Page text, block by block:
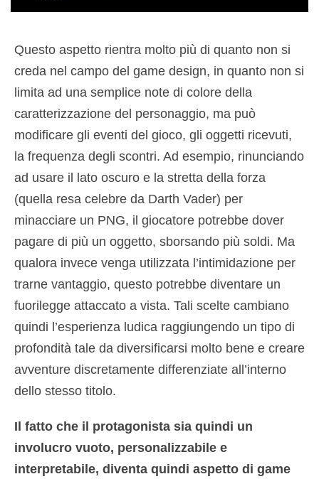
Questo aspetto rientra molto più di quanto non si
creda nel campo del game design, in quanto non si
limita ad una semplice note di colore della
caratterizzazione del personaggio, ma può
modificare gli eventi del gioco, gli oggetti ricevuti,
la frequenza degli scontri. Ad esempio, rinunciando
ad usare il lato oscuro e la stretta della forza
(quella resa celebre da Darth Vader) per
minacciare un PNG, il giocatore potrebbe dover
pagare di più un oggetto, sborsando più soldi. Ma
qualora invece venga utilizzata l’intimidazione per
trarne vantaggio, questo potrebbe diventare un
fuorilegge attaccato a vista. Tali scelte cambiano
quindi l’esperienza ludica raggiungendo un tipo di
profondità tale da diversificarsi molto bene e creare
avventure discretamente differenziate all’interno
dello stesso titolo.
Il fatto che il protagonista sia quindi un
involucro vuoto, personalizzabile e
interpretabile, diventa quindi aspetto di game